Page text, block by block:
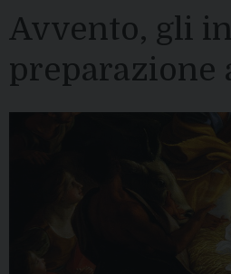
Avvento, gli
preparazione